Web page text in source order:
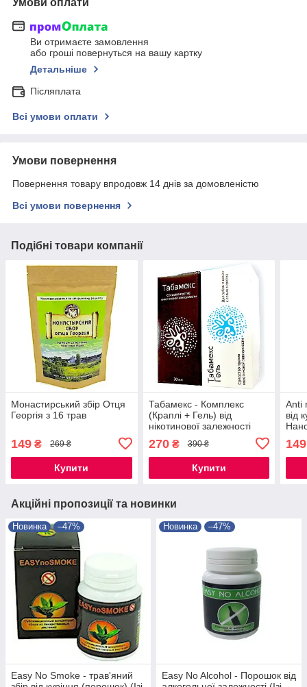
Ви отримаєте замовлення
або гроші повернуться на вашу картку
Детальніше
Післяплата
Всі умови оплати
Умови повернення
Повернення товару впродовж 14 днів за домовленістю
Всі умови повернення
Подібні товари компанії
Монастирський збір Отця
Георгія з 16 трав
149 ₴ 269 ₴
Купити
Табамекс - Комплекс
(Краплі + Гель) від
нікотинової залежності
270₴ 390 ₴
Купити
Anti
від
149
Акційні пропозиції та новинки
Новинка –47%
Easy No Smoke - трав'яний
Новинка –47%
Easy No Alcohol - Порошок від